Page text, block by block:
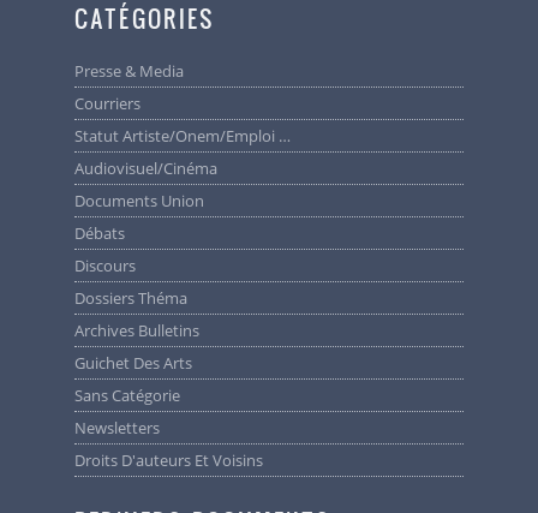
CATÉGORIES
Presse & Media
Courriers
Statut Artiste/Onem/Emploi …
Audiovisuel/cinéma
Documents Union
Débats
Discours
Dossiers Théma
Archives Bulletins
Guichet Des Arts
Sans Catégorie
Newsletters
Droits D'auteurs Et Voisins